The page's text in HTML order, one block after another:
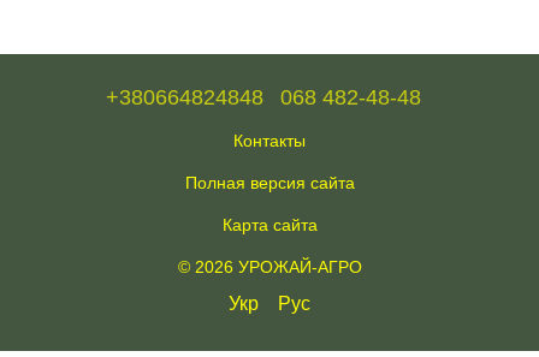
+380664824848 068 482-48-48
Контакты
Полная версия сайта
Карта сайта
© 2026 УРОЖАЙ-АГРО
Укр Рус